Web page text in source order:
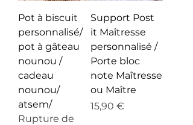
Pot à biscuit
personnalisé/
pot à gâteau
nounou /
cadeau
nounou/
atsem/
Rupture de
Support Post
it Maîtresse
personnalisé /
Porte bloc
note Maîtresse
ou Maître
Prix
15,90 €